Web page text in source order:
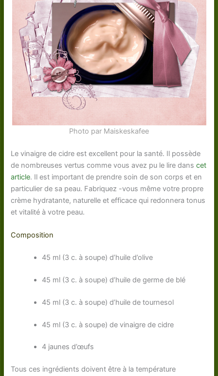
Photo par Maiskeskafee
Le vinaigre de cidre est excellent pour la santé. Il possède
de nombreuses vertus comme vous avez pu le lire danscet
article. Il est important de prendre soin de son corps et en
particulier de sa peau. Fabriquez -vous même votre propre
crème hydratante, naturelle et efficace qui redonnera tonus
et vitalité à votre peau.
Composition
45 ml (3 c. à soupe) d’huile d’olive
45 ml (3 c. à soupe) d’huile de germe de blé
45 ml (3 c. à soupe) d’huile de tournesol
45 ml (3 c. à soupe) de vinaigre de cidre
4 jaunes d’œufs
Tous ces ingrédients doivent être à la température